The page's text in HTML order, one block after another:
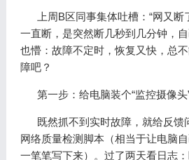
上周B区同事集体吐槽：“网又
一直断，是突然断几秒到几分钟，
也懵：故障不定时，恢复又快，总
障吧？
第一步：给电脑装个“监控摄像头
既然抓不到实时故障，就给反馈
网络质量检测脚本（相当于让电脑
一笔笔写下来）。过了两天看日志